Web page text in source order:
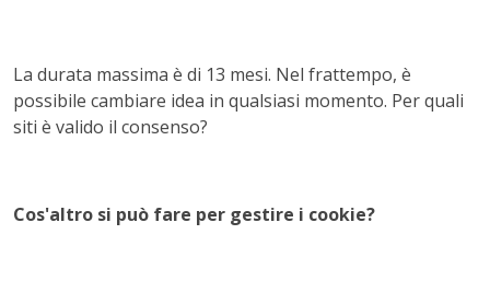
La durata massima è di 13 mesi. Nel frattempo, è
possibile cambiare idea in qualsiasi momento. Per quali
siti è valido il consenso?
Cos'altro si può fare per gestire i cookie?